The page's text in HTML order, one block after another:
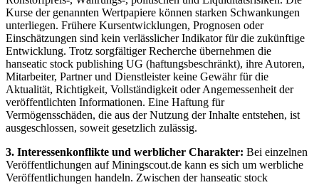
Kurse der genannten Wertpapiere können starken Schwankungen
unterliegen. Frühere Kursentwicklungen, Prognosen oder
Einschätzungen sind kein verlässlicher Indikator für die zukünftige
Entwicklung. Trotz sorgfältiger Recherche übernehmen die
hanseatic stock publishing UG (haftungsbeschränkt), ihre Autoren,
Mitarbeiter, Partner und Dienstleister keine Gewähr für die
Aktualität, Richtigkeit, Vollständigkeit oder Angemessenheit der
veröffentlichten Informationen. Eine Haftung für
Vermögensschäden, die aus der Nutzung der Inhalte entstehen, ist
ausgeschlossen, soweit gesetzlich zulässig.
3. Interessenkonflikte und werblicher Charakter: Bei einzelnen
Veröffentlichungen auf Miningscout.de kann es sich um werbliche
Veröffentlichungen handeln. Zwischen der hanseatic stock